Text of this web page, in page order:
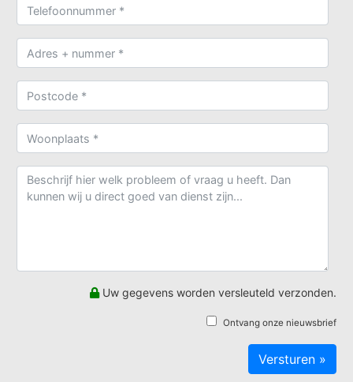
Uw gegevens worden versleuteld verzonden.
Ontvang onze nieuwsbrief